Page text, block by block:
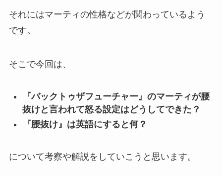
それにはマーティの性格などが関わっているよう
です。
そこで今回は、
『バックトゥザフューチャー』のマーティが腰
抜けと言われて怒る設定はどうしてできた？
『腰抜け』は英語にすると何？
について考察や解説をしていこうと思います。